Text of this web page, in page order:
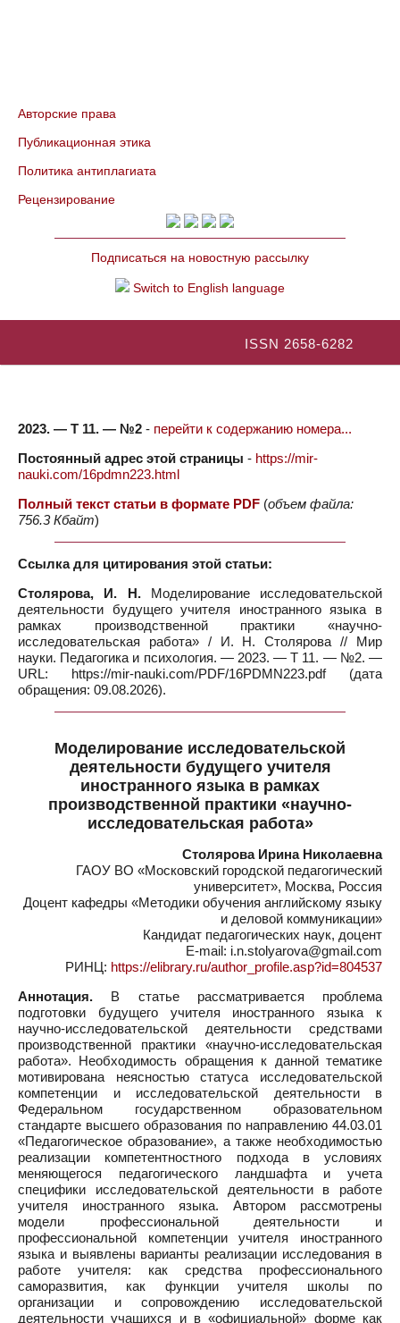
Авторские права
Публикационная этика
Политика антиплагиата
Рецензирование
Подписаться на новостную рассылку
Switch to English language
ISSN 2658-6282
2023. — Т 11. — №2 - перейти к содержанию номера...
Постоянный адрес этой страницы - https://mir-
nauki.com/16pdmn223.html
Полный текст статьи в формате PDF (объем файла:
756.3 Кбайт)
Ссылка для цитирования этой статьи:
Столярова, И. Н.Моделирование исследовательской
деятельности будущего учителя иностранного языка в
рамках производственной практики «научно-
исследовательская работа» / И. Н. Столярова // Мир
науки. Педагогика и психология. — 2023. — Т 11. — №2. —
URL: https://mir-nauki.com/PDF/16PDMN223.pdf (дата
обращения: 09.08.2026).
Моделирование исследовательской
деятельности будущего учителя
иностранного языка в рамках
производственной практики «научно-
исследовательская работа»
Столярова Ирина Николаевна
ГАОУ ВО «Московский городской педагогический
университет», Москва, Россия
Доцент кафедры «Методики обучения английскому языку
и деловой коммуникации»
Кандидат педагогических наук, доцент
E-mail: i.n.stolyarova@gmail.com
РИНЦ: https://elibrary.ru/author_profile.asp?id=804537
Аннотация. В статье рассматривается проблема
подготовки будущего учителя иностранного языка к
научно-исследовательской деятельности средствами
производственной практики «научно-исследовательская
работа». Необходимость обращения к данной тематике
мотивирована неясностью статуса исследовательской
компетенции и исследовательской деятельности в
Федеральном государственном образовательном
стандарте высшего образования по направлению 44.03.01
«Педагогическое образование», а также необходимостью
реализации компетентностного подхода в условиях
меняющегося педагогического ландшафта и учета
специфики исследовательской деятельности в работе
учителя иностранного языка. Автором рассмотрены
модели профессиональной деятельности и
профессиональной компетенции учителя иностранного
языка и выявлены варианты реализации исследования в
работе учителя: как средства профессионального
саморазвития, как функции учителя школы по
организации и сопровождению исследовательской
деятельности учащихся и в «официальной» форме как